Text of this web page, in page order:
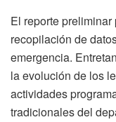
El reporte
recopilación de
emergencia.
la evolución de los
actividades
tradicionales del